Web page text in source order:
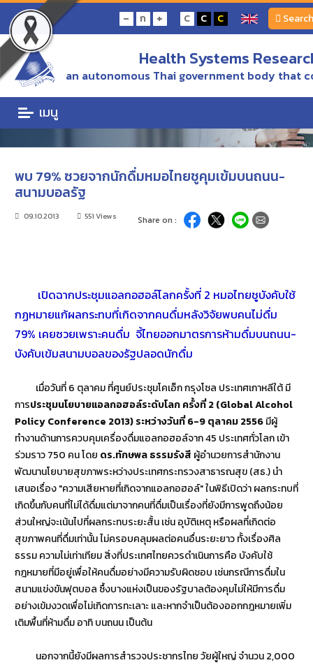
- ก + C C C Search
Health Systems
an autonomous Thai government body that
เมนู
Home
ข่าว/ความเคลื่อนไหว
พบ 79% ซวยจากนักดื่มหมอไทยชูคุมเข้มบนถนน-สนามบอลรัฐ
ข่าว/ความเคลื่อนไหว
ข่าว/ความเคลื่อนไหว
พบ 79% ซวยจากนักดื่มหมอไทยชูคุมเข้มบนถนน-
สนามบอลรัฐ
09.10.2013 551 Views Share on :
เปิดฉากประชุมแอลกอฮอล์โลกครั้งที่ 2 หมอไทยชูบังคับใช้
กฏหมายแก้ผลกระทบที่เกิดจากคนดื่มหลังวิจัยพบคนไม่ดื่ม
79% เคยซวยเพราะคนดื่ม จี้ไทยออกมาตรการห้ามดื่มบนถนน-
บังคับเข้มสนามบอลของรัฐปลอดนักดื่ม
เมื่อวันที่ 6 ตุลาคม ที่ศูนย์ประชุมโคเอ็ก กรุงโซล ประเทศเกาหลีใต้ มี
การประชุมนโยบายแอลกอฮอล์ระดับโลก ครั้งที่ 2 (Global Alcohol
Policy Conference 2013) ระหว่างวันที่ 6-9 ตุลาคม 2556มีผู้
ทำงานด้านการควบคุมเครื่องดื่มแอลกอฮอล์จาก 45 ประเทศทั่วโลก เข้า
ร่วมราว 750 คน โดย ดร.ทักษพล ธรรมรังสี ผู้อำนวยการสำนักงาน
พัฒนานโยบายสุขภาพระหว่างประเทศกระทรวงสาธารณสุข (สธ.) นำ
เสนอเรื่อง "ความเสียหายที่เกิดจากแอลกอฮอล์" ในพิธีเปิดว่า ผลกระทบที่
เกิดขึ้นกับคนที่ไม่ได้ดื่มแต่มาจากคนที่ดื่มเป็นเรื่องที่ยังมีการพูดถึงน้อย
ส่วนใหญ่จะเน้นไปที่ผลกระทบระยะสั้น เช่น อุบัติเหตุ หรือผลที่เกิดต่อ
สุขภาพคนที่ดื่มเท่านั้น ไม่ครอบคลุมผลต่อคนอื่นระยะยาว ทั้งเรื่องศิล
ธรรม ความไม่เท่าเทียม สิ่งที่ประเทศไทยควรดำเนินการคือ บังคับใช้
กฎหมายที่มีอยู่เพื่อให้คนดื่มอย่างมีความรับผิดชอบ เช่นกรณีการดื่มใน
สนามแข่งขันฟุตบอล ซื้งบางแห่งเป็นของรัฐบาลต้องคุมไม่ให้มีการดื่ม
อย่างเข้มงวดเพื่อไม่เกิดการทะเลาะ และหากจำเป็นต้องออกกฎหมายเพิ่ม
เติมพื้นที่ห้ามดื่ม อาทิ บนถนน เป็นต้น
นอกจากนี้ยังมีผลการสำรวจประชากรไทย วัยผู้ใหญ่ จำนวน 2,000